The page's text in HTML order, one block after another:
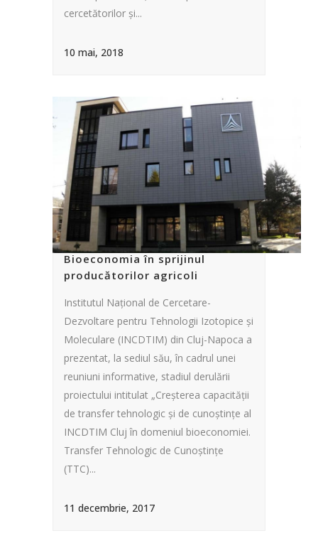
cercetătorilor și...
10 mai, 2018
Bioeconomia în sprijinul
producătorilor agricoli
Institutul Naţional de Cercetare-
Dezvoltare pentru Tehnologii Izotopice şi
Moleculare (INCDTIM) din Cluj-Napoca a
prezentat, la sediul său, în cadrul unei
reuniuni informative, stadiul derulării
proiectului intitulat „Creşterea capacităţii
de transfer tehnologic şi de cunoştinţe al
INCDTIM Cluj în domeniul bioeconomiei.
Transfer Tehnologic de Cunoştinţe
(TTC)...
11 decembrie, 2017